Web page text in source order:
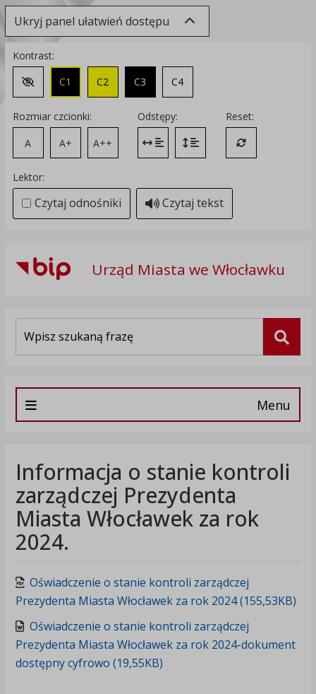
Ukryj panel ułatwień dostępu
Kontrast:
Zmień kontrast na domyślny
C1 C2 C3 C4
Rozmiar czcionki:
A
A+ A++
Odstępy:
Zmień odstęp między literami
Zmień interlinię i margines
Reset:
Przywróć
Lektor:
Czytaj odnośniki Czytaj tekst
Urząd Miasta we Włocławku
Menu
Informacja o stanie kontroli
zarządczej Prezydenta
Miasta Włocławek za rok
2024.
Oświadczenie o stanie kontroli zarządczej
Prezydenta Miasta Włocławek za rok 2024 (155,53KB)
Oświadczenie o stanie kontroli zarządczej
Prezydenta Miasta Włocławek za rok 2024-dokument
dostępny cyfrowo (19,55KB)